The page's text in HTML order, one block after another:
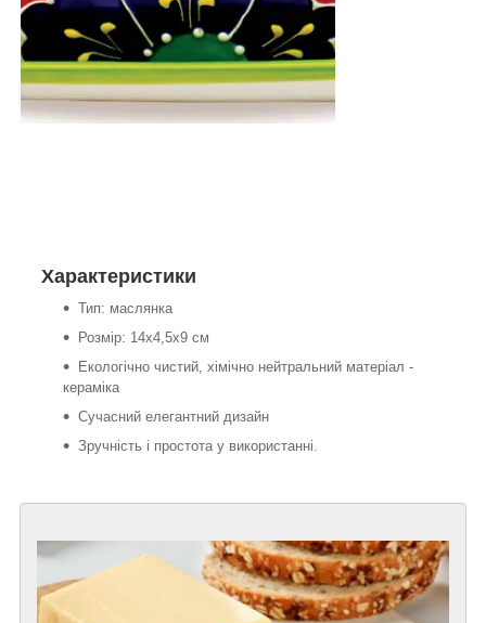
Характеристики
Тип: маслянка
Розмір: 14х4,5х9 см
Екологічно чистий, хімічно нейтральний матеріал -
кераміка
Сучасний елегантний дизайн
Зручність і простота у використанні.